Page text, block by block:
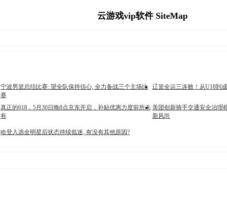
云游戏vip软件 SiteMap
宁波男篮总结比赛: 望全队保持信心, 全力备战三个主场比
赛
辽篮全运三连败！从U18到
真正的618，5月30日晚8点京东开启，补贴优惠力度前所未
有
美团创新骑手交通安全治理
新风尚
哈登入选全明星后状态持续低迷, 有没有其他原因?